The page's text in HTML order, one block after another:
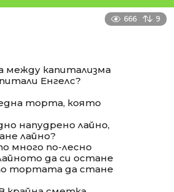
666 9
между капитализма
Енгелс?
торта, която
напудрено лайно,
лайно?
много по-лесно
да си остане
тортата да стане